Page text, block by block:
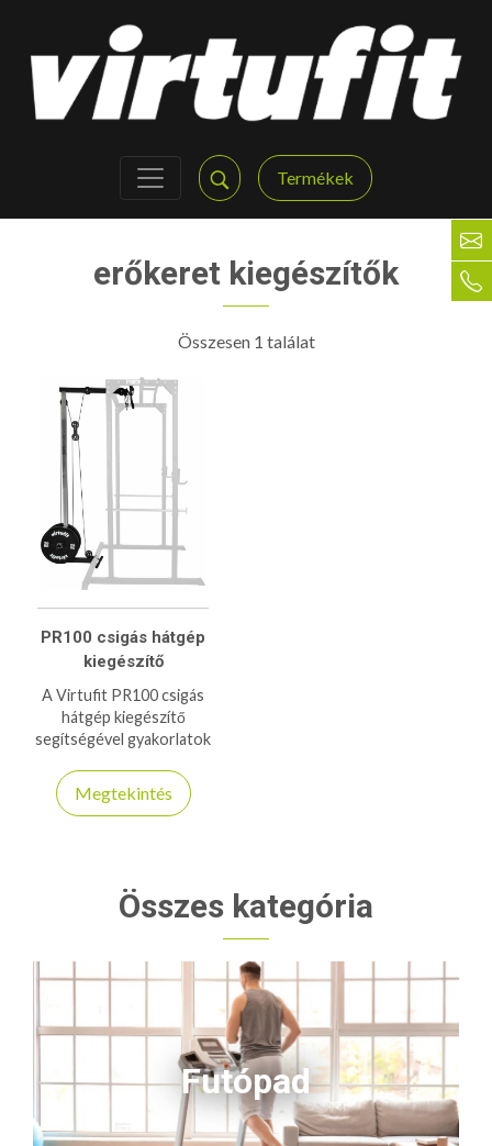
Termékek
erőkeret kiegészítők
Összesen 1 találat
PR100 csigás hátgép
kiegészítő
A Virtufit PR100 csigás
hátgép kiegészítő
segítségével gyakorlatok
edzéseihez, 150kg-os
teherbírásával, változatos
Megtekintés
Összes kategória
Futópad